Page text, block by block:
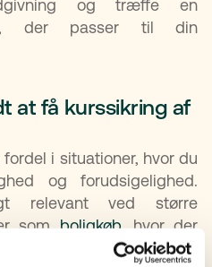
og træffe en
der passer til din
at få kurssikring af
i situationer, hvor du
og forudsigelighed.
relevant ved større
somboligkøb, hvor der
fra du underskriver